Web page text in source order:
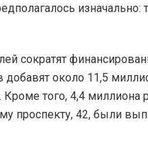
изначально:
сократят
добавят около 11,5
того, 4,4 миллиона
проспекту, 42, были